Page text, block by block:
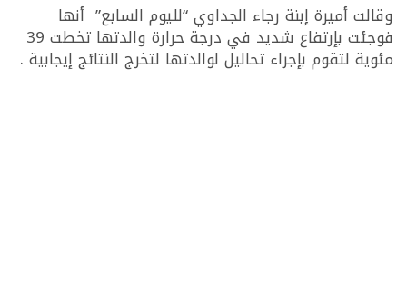
وقالت أميرة إبنة رجاء الجداوي “لليوم السابع” أنها
فوجئت بإرتفاع شديد في درجة حرارة والدتها تخطت 39
مئوية لتقوم بإجراء تحاليل لوالدتها لتخرج النتائج إيجابية .